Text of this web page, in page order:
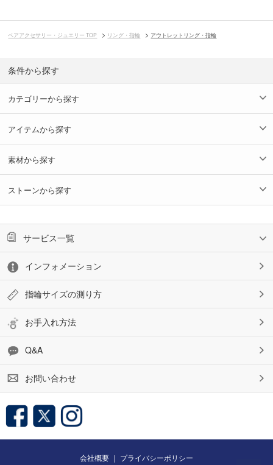
ペアアクセサリー・ジュエリー TOP リング・指輪 アウトレットリング・指輪
条件から探す
カテゴリーから探す
アイテムから探す
素材から探す
ストーンから探す
サービス一覧
インフォメーション
指輪サイズの測り方
お手入れ方法
Q&A
お問い合わせ
会社概要 ｜ プライバシーポリシー